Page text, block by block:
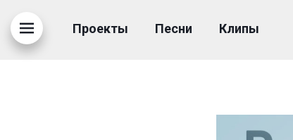
Проекты Песни Клипы
ВАХТАНГ -
21.03.2019